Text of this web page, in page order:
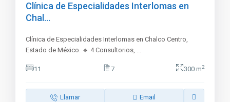
Clínica de Especialidades Interlomas en
Chal...
Clínica de Especialidades Interlomas en Chalco Centro,
Estado de México. 🔹 4 Consultorios, ...
11 7 300 m2
Llamar Email